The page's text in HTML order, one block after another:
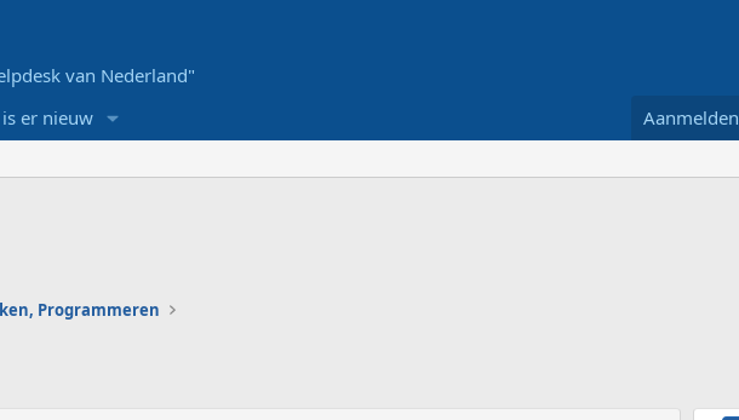
van Nederland"
er nieuw Aanmelden
Programmeren